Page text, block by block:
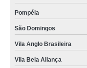
Pompéia
São Domingos
Vila Anglo Brasileira
Vila Bela Aliança